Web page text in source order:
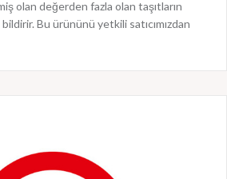
olan değerden fazla olan taşıtların
Bu ürününü yetkili satıcımızdan